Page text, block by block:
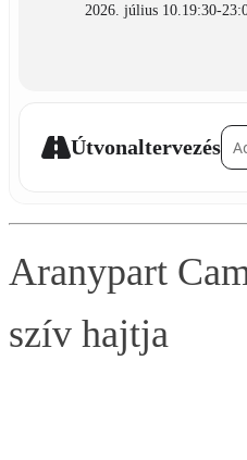
2026. július 10. 19:30-
Útvonaltervezés
Aranypart
szív hajtja